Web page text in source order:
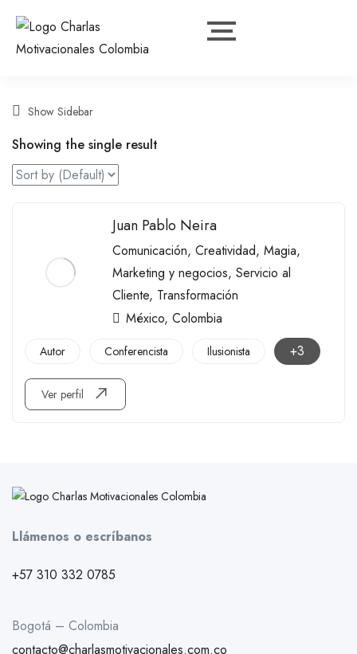
Show Sidebar
Showing the single result
Juan Pablo Neira
Comunicación, Creatividad, Magia,
Marketing y negocios, Servicio al
Cliente, Transformación
México, Colombia
Autor Conferencista Ilusionista +3
Ver perfil
Llámenos o escríbanos
+57 310 332 0785
Bogotá – Colombia
contacto@charlasmotivacionales.com.co